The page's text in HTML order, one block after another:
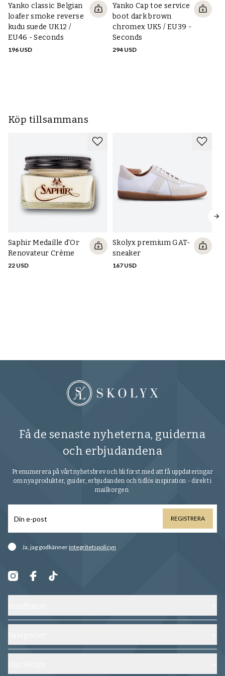
- Använd skoblock och skohorn
- Behandla vanligt läder med skokräm, behandla mocka och textil
med impregneringsspray.
Läs mer om dessa steg i den här guiden.
Yanko classic Belgian
loafer smoke reverse
kudu suede UK12 /
EU46 - Seconds
196 USD
Yanko Cap toe service
boot dark brown
chromex UK5 / EU39 -
Seconds
294 USD
Köp tillsammans
Saphir Medaille d'Or
Renovateur Crème
22 USD
Skolyx premium GAT-
sneaker
167 USD
Få de senaste nyheterna, guiderna
och erbjudandena
Prenumerera på vårt nyhetsbrev och bli först med att få uppdateringar
om nya produkter, guider, erbjudanden och tidlös inspiration - direkt i
mailkorgen.
REGISTRERA
Ja, jag godkännerintegritetspolicyn
Kontakta oss
Vanliga frågor
Skor